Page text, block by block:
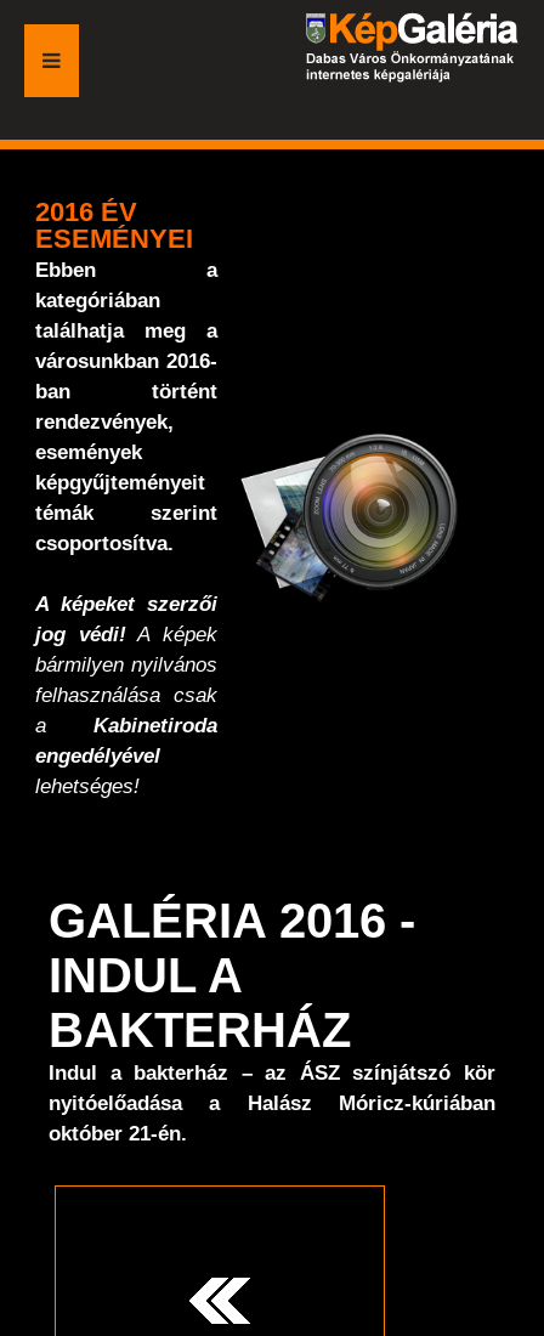
FŐOLDAL
GALÉRIA
ESEMÉNYEK
VÁROSI HONLAP
2016 ÉV
ESEMÉNYEI
Ebben a
kategóriában
találhatja meg a
városunkban 2016-
ban történt
rendezvények,
események
képgyűjteményeit
témák szerint
csoportosítva.
A képeket szerzői
jog védi!A képek
bármilyen nyilvános
felhasználása csak
a Kabinetiroda
engedélyével
lehetséges!
GALÉRIA 2016 -
INDUL A
BAKTERHÁZ
Indul a bakterház – az ÁSZ színjátszó kör
nyitóelőadása a Halász Móricz-kúriában
október 21-én.